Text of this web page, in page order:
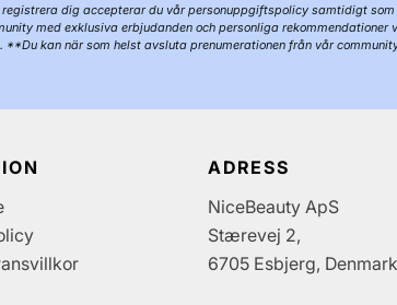
dig accepterar du vår personuppgiftspolicy samtidigt som
med exklusiva erbjudanden och personliga rekommendationer
**Du kan när som helst avsluta prenumerationen från vår
ADRESS
NiceBeauty ApS
Stærevej 2,
6705 Esbjerg, Denmark